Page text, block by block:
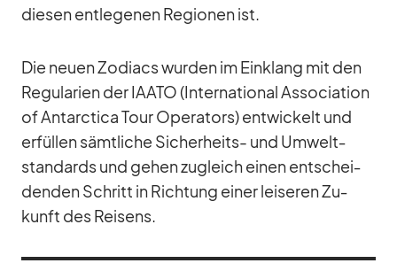
die­sen ent­le­ge­nen Re­gio­nen ist.
Die neuen Zo­diacs wur­den im Ein­klang mit den
Re­gu­la­rien der IAATO (In­ter­na­tio­nal As­so­cia­tion
of Ant­ar­c­tica Tour Ope­ra­tors) ent­wi­ckelt und
er­fül­len sämt­li­che Si­cher­heits- und Um­welt­
stan­dards und ge­hen zu­gleich ei­nen ent­schei­
den­den Schritt in Rich­tung ei­ner lei­se­ren Zu­
kunft des Rei­sens.